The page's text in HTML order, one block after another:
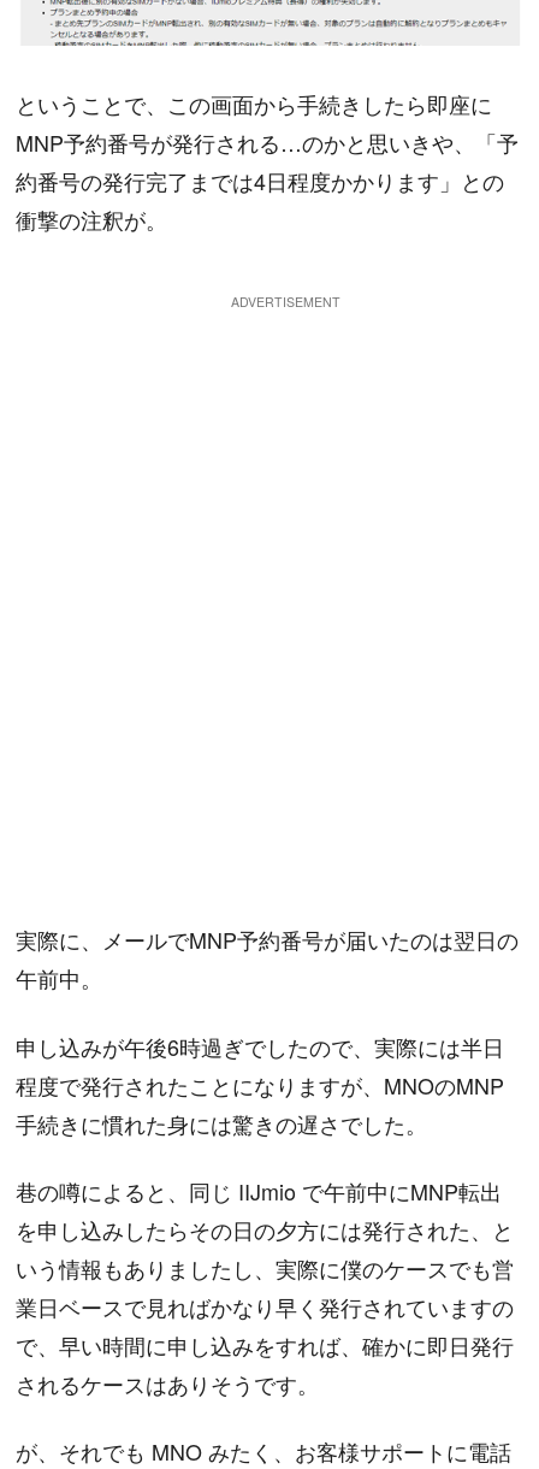
ということで、この画面から手続きしたら即座に
MNP予約番号が発行される…のかと思いきや、「予
約番号の発行完了までは4日程度かかります」との
衝撃の注釈が。
実際に、メールでMNP予約番号が届いたのは翌日の
午前中。
申し込みが午後6時過ぎでしたので、実際には半日
程度で発行されたことになりますが、MNOのMNP
手続きに慣れた身には驚きの遅さでした。
巷の噂によると、同じ IIJmio で午前中にMNP転出
を申し込みしたらその日の夕方には発行された、と
いう情報もありましたし、実際に僕のケースでも営
業日ベースで見ればかなり早く発行されていますの
で、早い時間に申し込みをすれば、確かに即日発行
されるケースはありそうです。
が、それでも MNO みたく、お客様サポートに電話